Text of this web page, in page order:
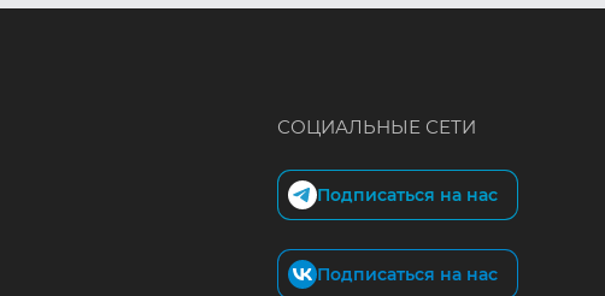
СОЦИАЛЬНЫЕ СЕТИ
Подписаться на нас
Подписаться на нас